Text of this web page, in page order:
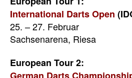
International Darts Open
25. – 27. Februar
Sachsenarena, Riesa
European Tour 2: